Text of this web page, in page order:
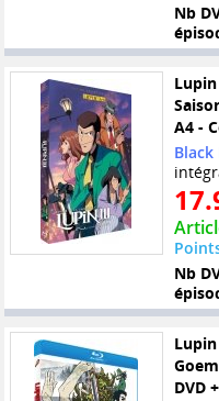
Nb
A4 -
Black
Nb
DVD